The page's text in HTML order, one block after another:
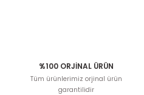
%100 ORJİNAL ÜRÜN
Tüm ürünlerimiz orjinal ürün
garantilidir